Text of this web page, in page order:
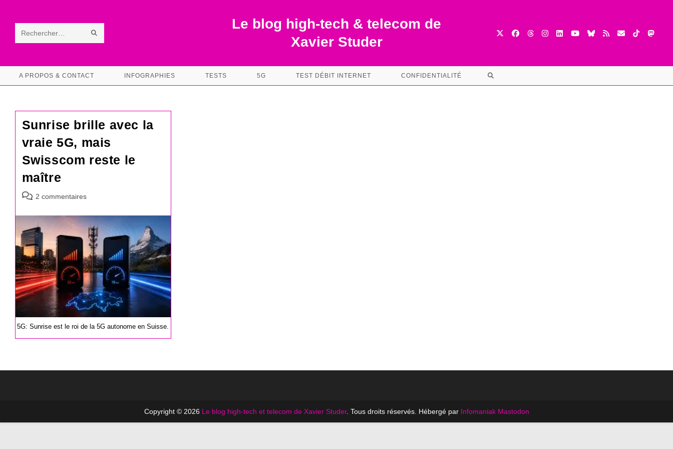
contentRechercher
ce RECHERCHE
Le blog high-tech & telecom de
Xavier Studer
A PROPOS & CONTACT INFOGRAPHIES TESTS 5G TEST DÉBIT INTERNET CONFIDENTIALITÉ TOGGLE
Sunrise brille avec la
vraie 5G, mais
Swisscom reste le
maître
Commentaires
la
publication :
2 commentaires
5G: Sunrise est le roi de la 5G autonome en Suisse.
Copyright © 2026 Le blog high-tech et telecom de Xavier Studer. Tous droits réservés. Hébergé par Infomaniak Mastodon